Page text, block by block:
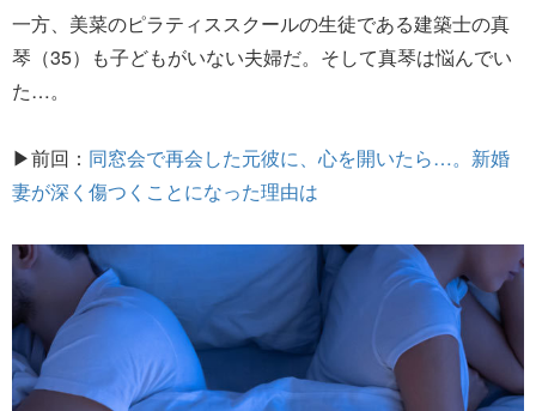
一方、美菜のピラティススクールの生徒である建築士の真
琴（35）も子どもがいない夫婦だ。そして真琴は悩んでい
た…。
▶前回： 同窓会で再会した元彼に、心を開いたら…。新婚
妻が深く傷つくことになった理由は